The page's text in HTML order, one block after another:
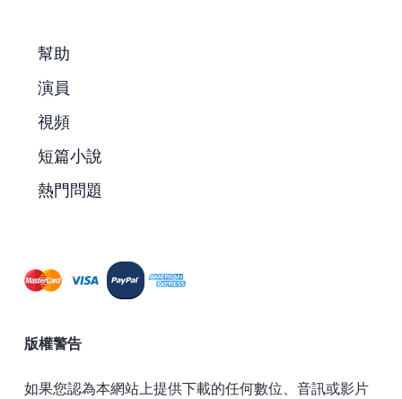
幫助
演員
視頻
短篇小說
熱門問題
版權警告
如果您認為本網站上提供下載的任何數位、音訊或影片